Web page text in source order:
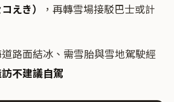
えき）
，再轉雪場接駁巴士或計
道路面結冰、需雪胎與雪地駕駛經
不建議自駕